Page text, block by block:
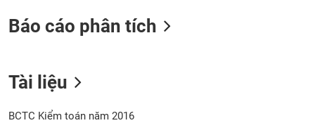
Báo cáo phân tích
Tài liệu
BCTC Kiểm toán năm 2016
Tin
tức